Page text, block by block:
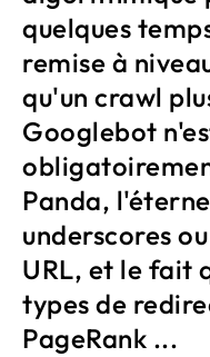
quelques
remise à
qu'un crawl
Googlebot
Panda,
underscores
URL, et le fait
types de
PageRank ...